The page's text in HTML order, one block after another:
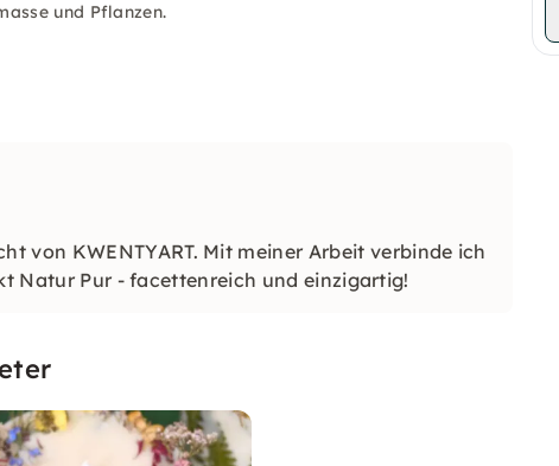
und Pflanzen.
von KWENTYART. Mit meiner Arbeit verbinde ich
Natur Pur - facettenreich und einzigartig!